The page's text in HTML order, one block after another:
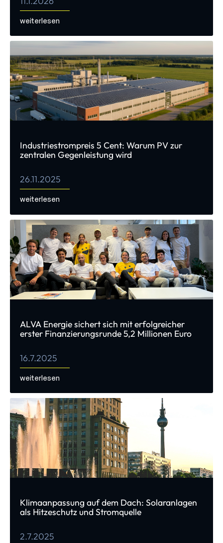
weiterlesen
Industriestrompreis 5 Cent: Warum PV zur
zentralen Gegenleistung wird
26.11.2025
weiterlesen
ALVA Energie sichert sich mit erfolgreicher
erster Finanzierungsrunde 5,2 Millionen Euro
16.7.2025
weiterlesen
Klimaanpassung auf dem Dach: Solaranlagen
als Hitzeschutz und Stromquelle
2.7.2025